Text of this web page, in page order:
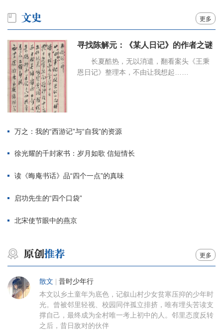
更多
寻找陈解元：《某人日记》的作者之谜
长夏酷热，无以消遣，翻看案头《王秉
恩日记》整理本，不由让我想起……
万之：我的“西游记”与“自我”的资源
徐光耀的千封家书：岁月如歌 信短情长
读《晦庵书话》品“四个一点”的真味
启功先生的“四个口袋”
北宋使节眼中的燕京
更多
散文 昔时少年行
本文以乡土童年为底色，记叙山村少女贫寒压抑的少年时
光。曾被邻里轻视、校园同伴孤立排挤，唯有埋头苦读支
撑自己，最终成为全村唯一考上初中的人。邻里态度反转
之后，昔日敌对的伙伴